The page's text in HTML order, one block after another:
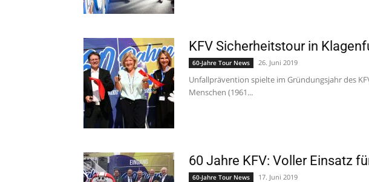
KFV Sicherheitstour in
60-Jahre Tour News 26. Juni 2019
Unfallprävention spielte im Gründungsjahr des
Menschen (1961...
60 Jahre KFV: Voller Einsatz
60-Jahre Tour News 17. Juni 2019